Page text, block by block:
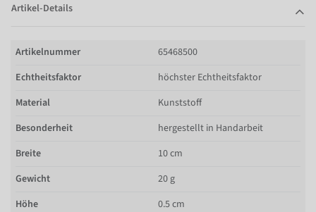
Artikel-Details
Artikelnummer
65468500
Echtheitsfaktor
höchster Echtheitsfaktor
Material
Kunststoff
Besonderheit
hergestellt in Handarbeit
Breite
10 cm
Gewicht
20 g
Höhe
0.5 cm